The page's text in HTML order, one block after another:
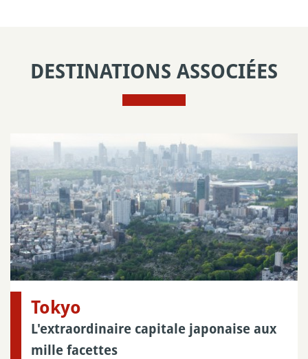
DESTINATIONS ASSOCIÉES
Tokyo
L'extraordinaire capitale japonaise aux
mille facettes